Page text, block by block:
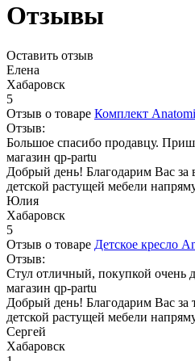
Отзывы
Оставить отзыв
Елена
Хабаровск
5
Отзыв о товаре Комплект
Отзыв:
Большое спасибо продавцу.
магазин qp-partu
Добрый день! Благодарим Вас за
детской растущей мебели
Юлия
Хабаровск
5
Отзыв о товаре Детское кресло
Отзыв:
Стул отличный, покупкой очень
магазин qp-partu
Добрый день! Благодарим Вас за
детской растущей мебели
Сергей
Хабаровск